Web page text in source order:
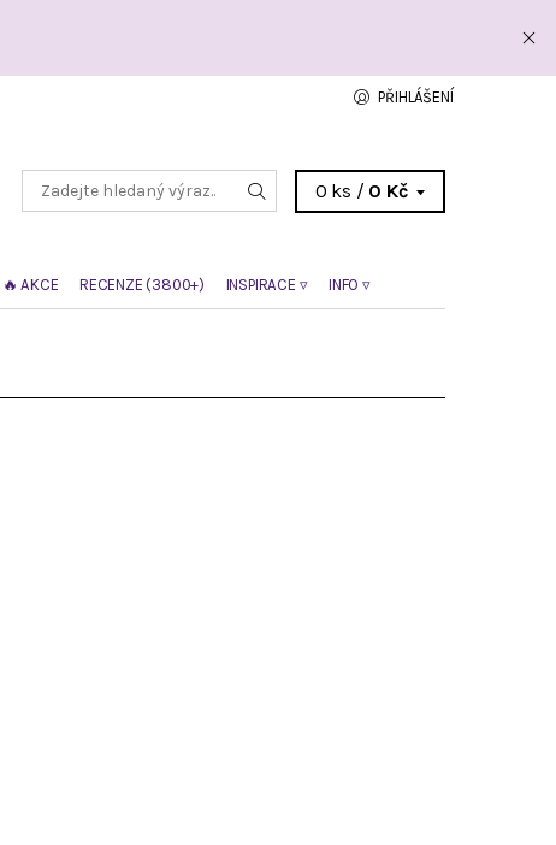
PŘIHLÁŠENÍ
0 ks / 0 Kč
🔥 AKCE RECENZE (3800+) INSPIRACE ▿ INFO ▿